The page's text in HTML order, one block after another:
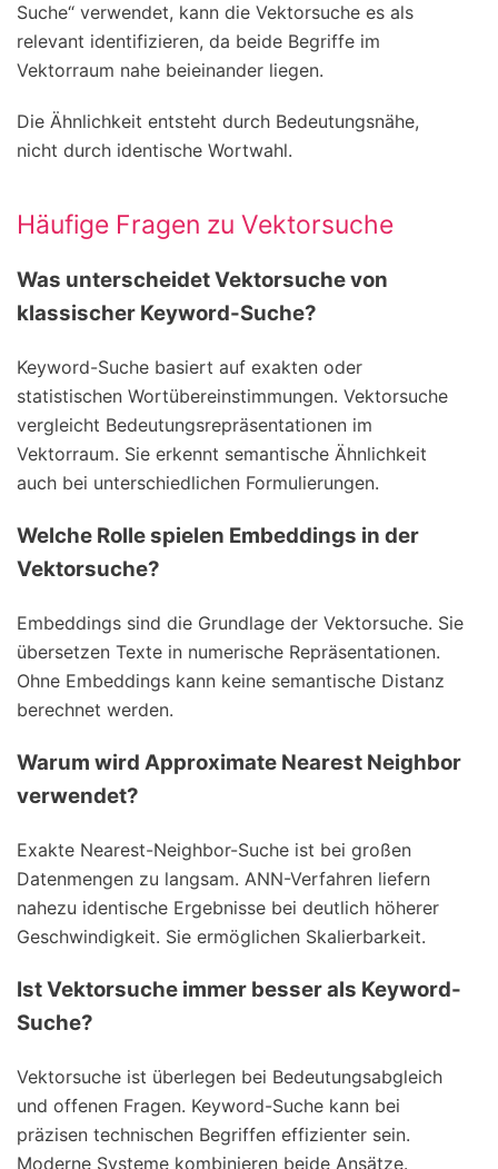
Suche“ verwendet, kann die Vektorsuche es als
relevant identifizieren, da beide Begriffe im
Vektorraum nahe beieinander liegen.
Die Ähnlichkeit entsteht durch Bedeutungsnähe,
nicht durch identische Wortwahl.
Häufige Fragen zu Vektorsuche
Was unterscheidet Vektorsuche von
klassischer Keyword-Suche?
Keyword-Suche basiert auf exakten oder
statistischen Wortübereinstimmungen. Vektorsuche
vergleicht Bedeutungsrepräsentationen im
Vektorraum. Sie erkennt semantische Ähnlichkeit
auch bei unterschiedlichen Formulierungen.
Welche Rolle spielen Embeddings in der
Vektorsuche?
Embeddings sind die Grundlage der Vektorsuche. Sie
übersetzen Texte in numerische Repräsentationen.
Ohne Embeddings kann keine semantische Distanz
berechnet werden.
Warum wird Approximate Nearest Neighbor
verwendet?
Exakte Nearest-Neighbor-Suche ist bei großen
Datenmengen zu langsam. ANN-Verfahren liefern
nahezu identische Ergebnisse bei deutlich höherer
Geschwindigkeit. Sie ermöglichen Skalierbarkeit.
Ist Vektorsuche immer besser als Keyword-
Suche?
Vektorsuche ist überlegen bei Bedeutungsabgleich
und offenen Fragen. Keyword-Suche kann bei
präzisen technischen Begriffen effizienter sein.
Moderne Systeme kombinieren beide Ansätze.